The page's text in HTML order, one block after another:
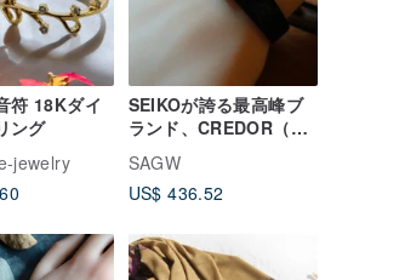
符 18Kダイ
ング
jewelry
SEIKOが誇る最高峰ブ
ランド、CREDOR（ク
レドール）のクォーツ
ウォッチ（廃盤モデ
ル）。ステンレススチ
きが、手元に上品な彩
りを添えます。
SAGW
US$ 436.52